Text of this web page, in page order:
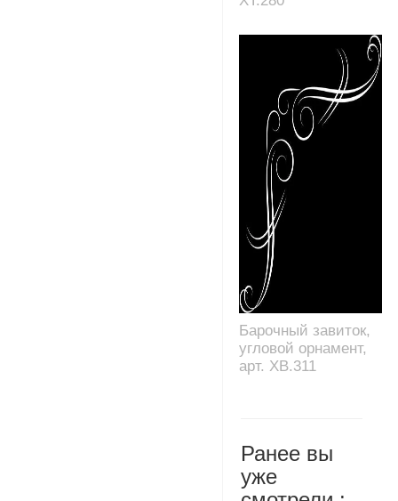
Барочный завиток,
угловой орнамент,
арт. XB.311
Ранее вы
уже